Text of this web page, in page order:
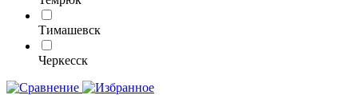
Тимашевск
Черкесск